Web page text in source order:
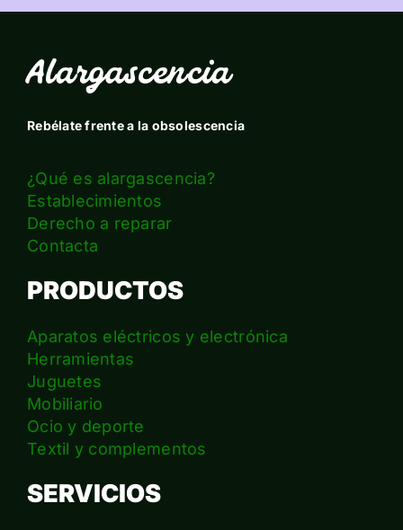
Alargascencia
Rebélate frente a la obsolescencia
¿Qué es alargascencia?
Establecimientos
Derecho a reparar
Contacta
PRODUCTOS
Aparatos eléctricos y electrónica
Herramientas
Juguetes
Mobiliario
Ocio y deporte
Textil y complementos
SERVICIOS